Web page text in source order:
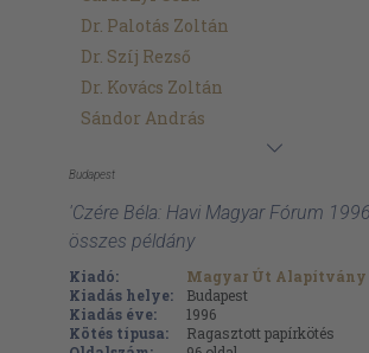
Dr. Palotás Zoltán
Dr. Szíj Rezső
Dr. Kovács Zoltán
Sándor András
Budapest
'Czére Béla: Havi Magyar Fórum
összes példány
Kiadó:
Magyar Út Alapítvány
Kiadás helye:
Budapest
Kiadás éve:
1996
Kötés típusa:
Ragasztott papírkötés